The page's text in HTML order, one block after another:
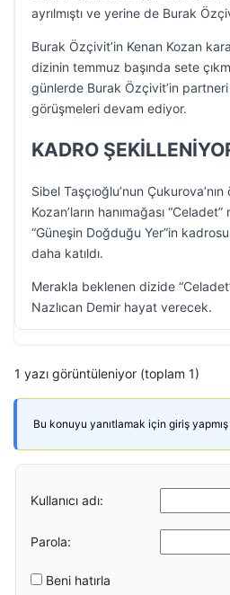
ayrılmıştı ve yerine de Burak
Burak Özçivit’in Kenan Kozan
dizinin temmuz başında sete
günlerde Burak Özçivit’in
görüşmeleri devam ediyor.
KADRO
Sibel Taşçıoğlu’nun
Kozan’ların hanımağası
“Güneşin Doğduğu Yer”in
daha katıldı.
Merakla beklenen dizide
Nazlıcan Demir hayat verecek.
1 yazı görüntüleniyor (toplam 1)
Bu konuyu yanıtlamak için giriş yapmış
Kullanıcı adı:
Parola:
Beni hatırla